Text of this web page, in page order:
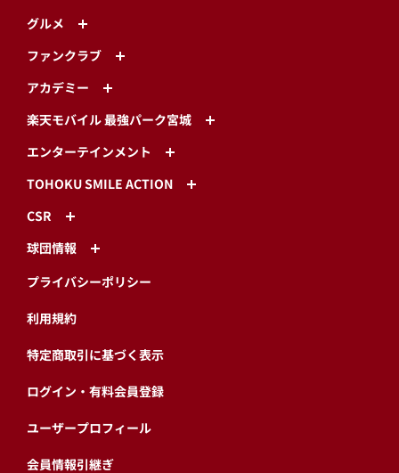
グルメ
ファンクラブ
アカデミー
楽天モバイル 最強パーク宮城
エンターテインメント
TOHOKU SMILE ACTION
CSR
球団情報
プライバシーポリシー
利用規約
特定商取引に基づく表示
ログイン・有料会員登録
ユーザープロフィール
会員情報引継ぎ